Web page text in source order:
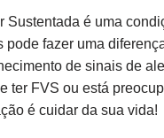
Sustentada é uma
pode fazer uma
de sinais de
ter FVS ou está
é cuidar da sua vida!